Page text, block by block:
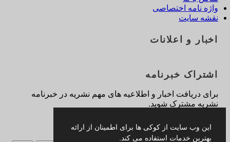
این وب سایت از کوکی ها برای اطمینان از ارائه
بهترین خدمات استفاده می کند.
واژه نامه اختصاصی
نقشه سایت
اخبار و اعلانات
اشتراک خبرنامه
برای دریافت اخبار و اطلاعیه های مهم نشریه در خبرنامه
نشریه مشترک شوید.